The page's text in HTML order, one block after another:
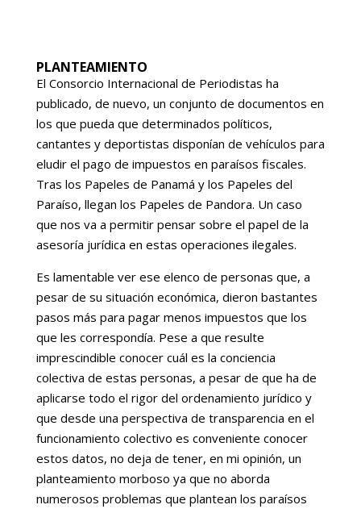
PLANTEAMIENTO
El Consorcio Internacional de Periodistas ha
publicado, de nuevo, un conjunto de documentos en
los que pueda que determinados políticos,
cantantes y deportistas disponían de vehículos para
eludir el pago de impuestos en paraísos fiscales.
Tras los Papeles de Panamá y los Papeles del
Paraíso, llegan los Papeles de Pandora. Un caso
que nos va a permitir pensar sobre el papel de la
asesoría jurídica en estas operaciones ilegales.
Es lamentable ver ese elenco de personas que, a
pesar de su situación económica, dieron bastantes
pasos más para pagar menos impuestos que los
que les correspondía. Pese a que resulte
imprescindible conocer cuál es la conciencia
colectiva de estas personas, a pesar de que ha de
aplicarse todo el rigor del ordenamiento jurídico y
que desde una perspectiva de transparencia en el
funcionamiento colectivo es conveniente conocer
estos datos, no deja de tener, en mi opinión, un
planteamiento morboso ya que no aborda
numerosos problemas que plantean los paraísos